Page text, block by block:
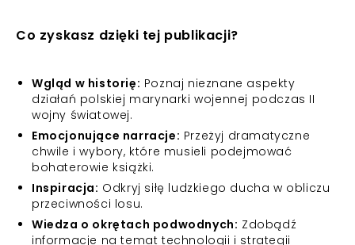
Co zyskasz dzięki tej publikacji?
Wgląd w historię: Poznaj nieznane aspekty
działań polskiej marynarki wojennej podczas II
wojny światowej.
Emocjonujące narracje: Przeżyj dramatyczne
chwile i wybory, które musieli podejmować
bohaterowie książki.
Inspiracja: Odkryj siłę ludzkiego ducha w obliczu
przeciwności losu.
Wiedza o okrętach podwodnych: Zdobądź
informacje na temat technologii i strategii